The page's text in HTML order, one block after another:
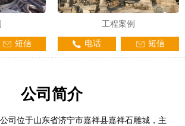
短信
工程案例
电话 短信
公司简介
司位于山东省济宁市嘉祥县嘉祥石雕城，主